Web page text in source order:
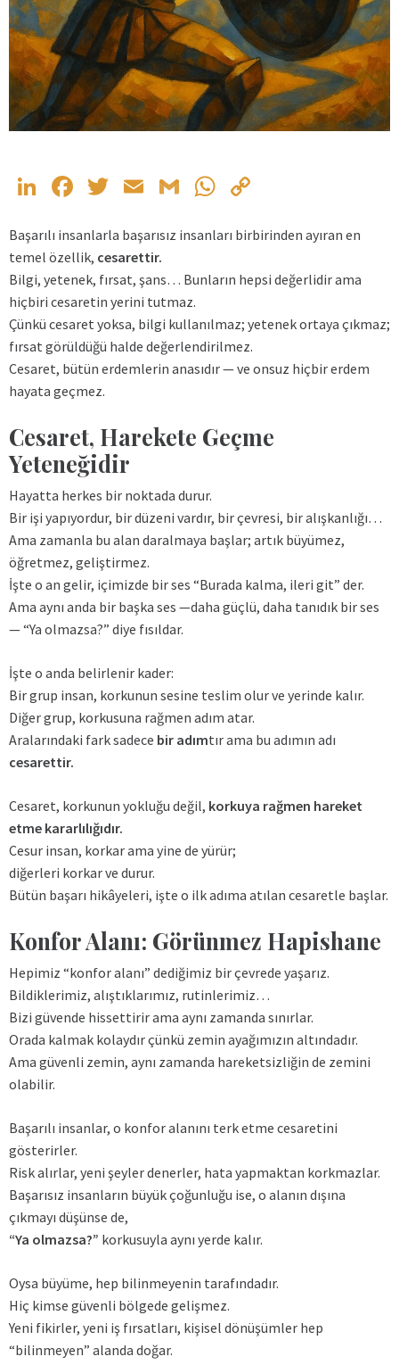
LinkedIn
Facebook
Twitter
EmailGmailWhatsApp
Başarılı insanlarla başarısız insanları birbirinden ayıran en
temel özellik, cesarettir.
Bilgi, yetenek, fırsat, şans… Bunların hepsi değerlidir ama
hiçbiri cesaretin yerini tutmaz.
Çünkü cesaret yoksa, bilgi kullanılmaz; yetenek ortaya çıkmaz;
fırsat görüldüğü halde değerlendirilmez.
Cesaret, bütün erdemlerin anasıdır — ve onsuz hiçbir erdem
hayata geçmez.
Cesaret, Harekete Geçme
Yeteneğidir
Hayatta herkes bir noktada durur.
Bir işi yapıyordur, bir düzeni vardır, bir çevresi, bir alışkanlığı…
Ama zamanla bu alan daralmaya başlar; artık büyümez,
öğretmez, geliştirmez.
İşte o an gelir, içimizde bir ses “Burada kalma, ileri git” der.
Ama aynı anda bir başka ses —daha güçlü, daha tanıdık bir ses
— “Ya olmazsa?” diye fısıldar.
İşte o anda belirlenir kader:
Bir grup insan, korkunun sesine teslim olur ve yerinde kalır.
Diğer grup, korkusuna rağmen adım atar.
Aralarındaki fark sadece bir adımtır ama bu adımın adı
cesarettir.
Cesaret, korkunun yokluğu değil, korkuya rağmen hareket
etme kararlılığıdır.
Cesur insan, korkar ama yine de yürür;
diğerleri korkar ve durur.
Bütün başarı hikâyeleri, işte o ilk adıma atılan cesaretle başlar.
Konfor Alanı: Görünmez Hapishane
Hepimiz “konfor alanı” dediğimiz bir çevrede yaşarız.
Bildiklerimiz, alıştıklarımız, rutinlerimiz…
Bizi güvende hissettirir ama aynı zamanda sınırlar.
Orada kalmak kolaydır çünkü zemin ayağımızın altındadır.
Ama güvenli zemin, aynı zamanda hareketsizliğin de zemini
olabilir.
Başarılı insanlar, o konfor alanını terk etme cesaretini
gösterirler.
Risk alırlar, yeni şeyler denerler, hata yapmaktan korkmazlar.
Başarısız insanların büyük çoğunluğu ise, o alanın dışına
çıkmayı düşünse de,
“Ya olmazsa?” korkusuyla aynı yerde kalır.
Oysa büyüme, hep bilinmeyenin tarafındadır.
Hiç kimse güvenli bölgede gelişmez.
Yeni fikirler, yeni iş fırsatları, kişisel dönüşümler hep
“bilinmeyen” alanda doğar.